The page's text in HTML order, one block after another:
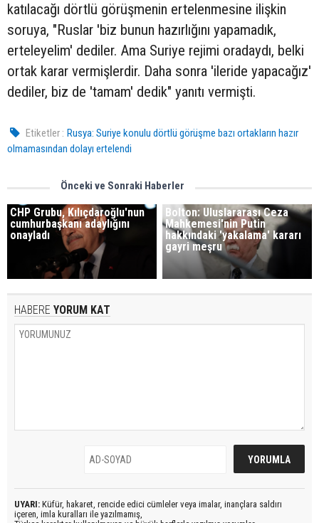
katılacağı dörtlü görüşmenin ertelenmesine ilişkin
soruya, "Ruslar 'biz bunun hazırlığını yapamadık,
erteleyelim' dediler. Ama Suriye rejimi oradaydı, belki
ortak karar vermişlerdir. Daha sonra 'ileride yapacağız'
dediler, biz de 'tamam' dedik" yanıtı vermişti.
Etiketler : Rusya: Suriye konulu dörtlü görüşme bazı ortakların hazır
olmamasından dolayı ertelendi
Önceki ve Sonraki Haberler
CHP Grubu, Kılıçdaroğlu'nun
cumhurbaşkanı adaylığını
onayladı
Bolton: Uluslararası Ceza
Mahkemesi'nin Putin
hakkındaki 'yakalama' kararı
gayri meşru
HABERE YORUM KAT
UYARI: Küfür, hakaret, rencide edici cümleler veya imalar, inançlara saldırı
içeren, imla kuralları ile yazılmamış,